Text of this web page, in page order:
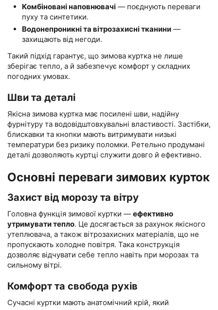
Комбіновані наповнювачі — поєднують переваги
пуху та синтетики.
Водонепроникні та вітрозахисні тканини —
захищають від негоди.
Такий підхід гарантує, що зимова куртка не лише
зберігає тепло, а й забезпечує комфорт у складних
погодних умовах.
Шви та деталі
Якісна зимова куртка має посилені шви, надійну
фурнітуру та водовідштовхувальні властивості. Застібки,
блискавки та кнопки мають витримувати низькі
температури без ризику поломки. Ретельно продумані
деталі дозволяють куртці служити довго й ефективно.
Основні переваги зимових курток
Захист від морозу та вітру
Головна функція зимової куртки — ефективно
утримувати тепло. Це досягається за рахунок якісного
утеплювача, а також вітрозахисних матеріалів, що не
пропускають холодне повітря. Така конструкція
дозволяє відчувати себе тепло навіть при морозах та
сильному вітрі.
Комфорт та свобода рухів
Сучасні куртки мають анатомічний крій, який